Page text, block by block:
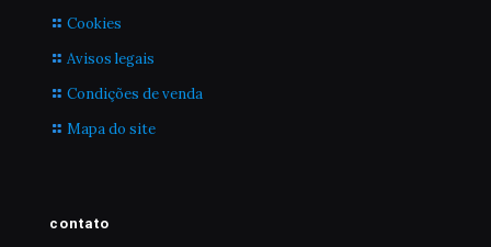
Cookies
Avisos legais
Condições de venda
Mapa do site
contato